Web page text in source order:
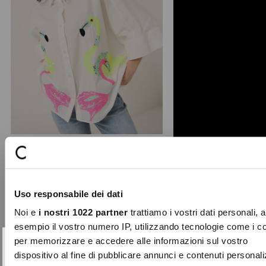
Uso responsabile dei dati
Noi e i nostri 1022 partnertrattiamo i vostri dati personali,
esempio il vostro numero IP, utilizzando tecnologie come i
per memorizzare e accedere alle informazioni sul vostro
dispositivo al fine di pubblicare annunci e contenuti
together in the Chery shirt, a pure
cotton model featuring ...
Price
reduced
from
€99.00to €29.70
-70%
Close
SUBSCRIBE TO OUR